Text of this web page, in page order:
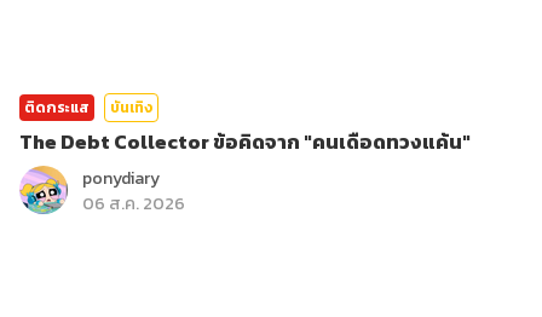
ติดกระแส บันเทิง
The Debt Collector ข้อคิดจาก "คนเดือดทวงแค้น"
ponydiary
06 ส.ค. 2026